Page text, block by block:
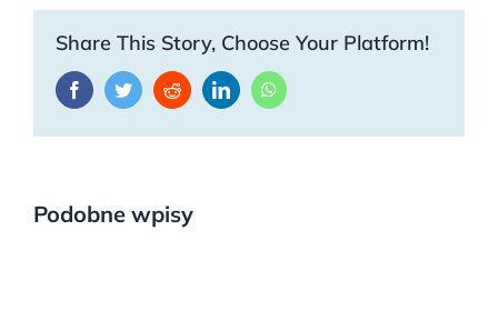
Share This Story, Choose Your Platform!
FacebookTwitterRedditLinkedInWhatsApp
Podobne wpisy